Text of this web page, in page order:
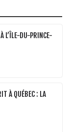
L’ÎLE-DU-PRINCE-
À QUÉBEC : LA